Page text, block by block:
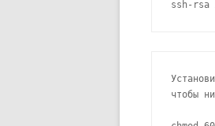
ssh-rsa
чтобы